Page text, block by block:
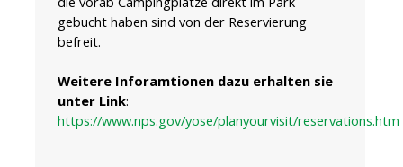
gebucht haben sind von der Reservierung
befreit.
Weitere Inforamtionen dazu erhalten sie
unter Link:
https://www.nps.gov/yose/planyourvisit/reservations.htm